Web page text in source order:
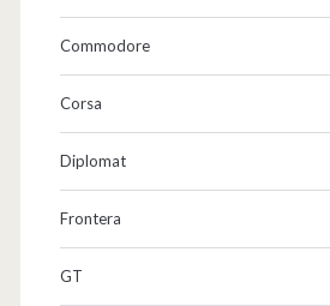
Commodore
Corsa
Diplomat
Frontera
GT